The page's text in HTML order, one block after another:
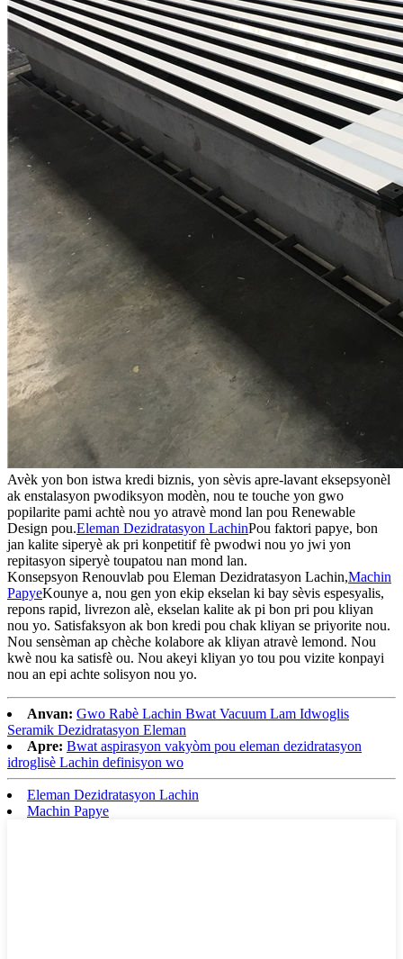
Avèk yon bon istwa kredi biznis, yon sèvis apre-lavant eksepsyonèl
ak enstalasyon pwodiksyon modèn, nou te touche yon gwo
popilarite pami achtè nou yo atravè mond lan pou Renewable
Design pou.Eleman Dezidratasyon LachinPou faktori papye, bon
jan kalite siperyè ak pri konpetitif fè pwodwi nou yo jwi yon
repitasyon siperyè toupatou nan mond lan.
Konsepsyon Renouvlab pou Eleman Dezidratasyon Lachin,Machin
PapyeKounye a, nou gen yon ekip ekselan ki bay sèvis espesyalis,
repons rapid, livrezon alè, ekselan kalite ak pi bon pri pou kliyan
nou yo. Satisfaksyon ak bon kredi pou chak kliyan se priyorite nou.
Nou sensèman ap chèche kolabore ak kliyan atravè lemond. Nou
kwè nou ka satisfè ou. Nou akeyi kliyan yo tou pou vizite konpayi
nou an epi achte solisyon nou yo.
Anvan: Gwo Rabè Lachin Bwat Vacuum Lam Idwoglis
Seramik Dezidratasyon Eleman
Apre: Bwat aspirasyon vakyòm pou eleman dezidratasyon
idroglisè Lachin definisyon wo
Eleman Dezidratasyon Lachin
Machin Papye